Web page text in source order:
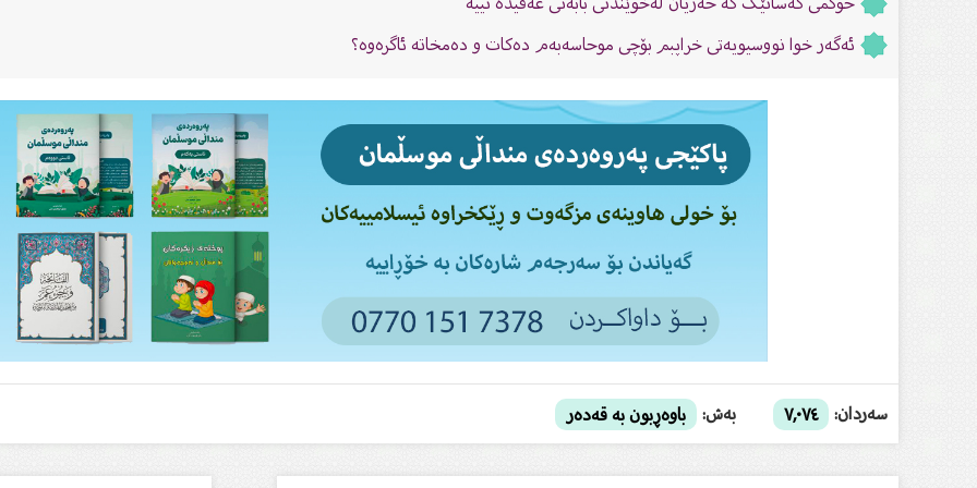
ئەگەر خوا نووسیویەتى خراپبم بۆچى موحاسەبەم دەكات و دەمخاتە ئاگرەوە؟
سەردان: ٧,٠٧٤ بەش: باوەڕبون بە قەدەر